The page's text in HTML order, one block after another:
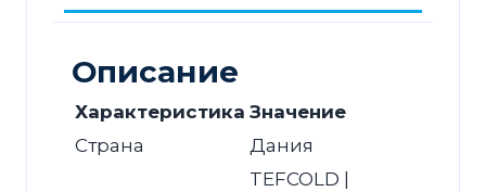
Описание
Характеристика Значение
Страна
Дания
TEFCOLD |